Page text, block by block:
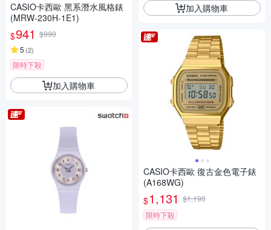
CASIO卡西歐 黑系潛水風格錶
(MRW-230H-1E1)
$941 $990
5 (2)
限時下殺
加入購物車
加入購物車
CASIO卡西歐 復古金色電子錶
(A168WG)
$1,131 $1,190
限時下殺